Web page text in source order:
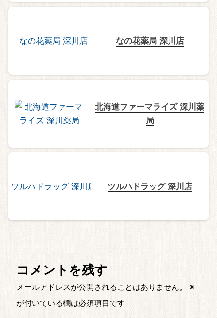
なの花薬局 深川店
北海道ファーマライズ 深川薬
局
ツルハドラッグ 深川店
コメントを残す
メールアドレスが公開されることはありません。
※
が付いている欄は必須項目です